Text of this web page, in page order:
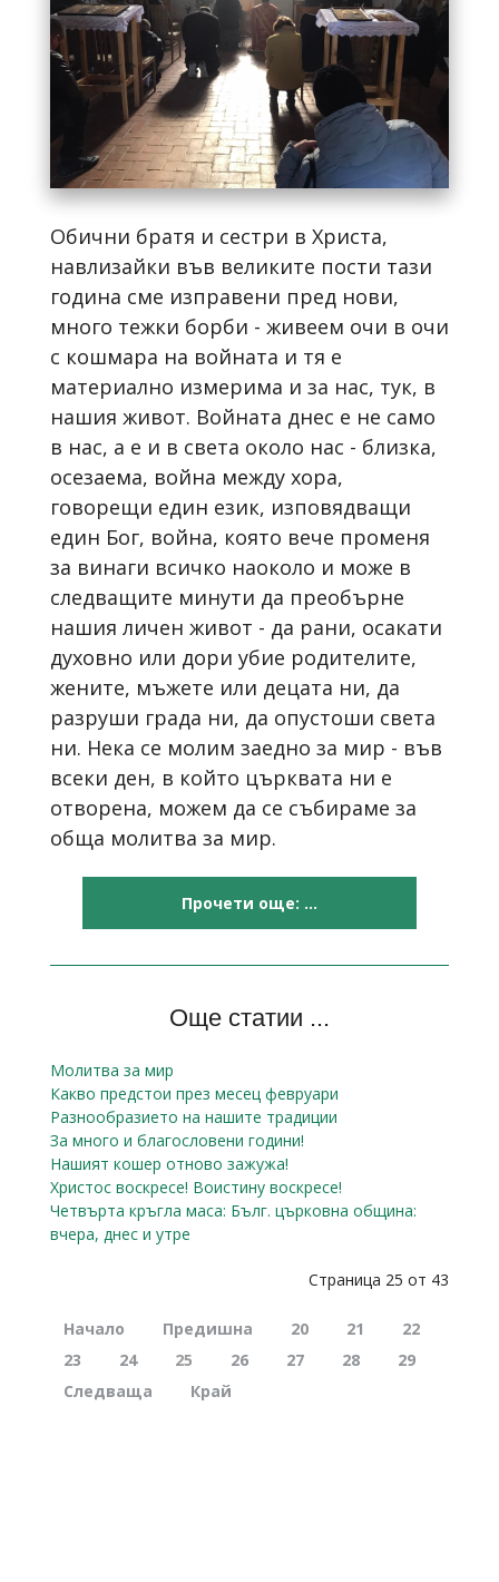
Обични братя и сестри в Христа,
навлизайки във великите пости тази
година сме изправени пред нови,
много тежки борби - живеем очи в очи
с кошмара на войната и тя е
материално измерима и за нас, тук, в
нашия живот. Войната днес е не само
в нас, а е и в света около нас - близка,
осезаема, война между хора,
говорещи един език, изповядващи
един Бог, война, която вече променя
за винаги всичко наоколо и може в
следващите минути да преобърне
нашия личен живот - да рани, осакати
духовно или дори убие родителите,
жените, мъжете или децата ни, да
разруши града ни, да опустоши света
ни. Нека се молим заедно за мир - във
всеки ден, в който църквата ни е
отворена, можем да се събираме за
обща молитва за мир.
Прочети още: ...
Още статии ...
Молитва за мир
Какво предстои през месец февруари
Разнообразието на нашите традиции
За много и благословени години!
Нашият кошер отново зажужа!
Христос воскресе! Воистину воскресе!
Четвърта кръгла маса: Бълг. църковна община:
вчера, днес и утре
Страница 25 от 43
Начало Предишна 20 21
22
23
24 25 26 27 28
29
Следваща
Край